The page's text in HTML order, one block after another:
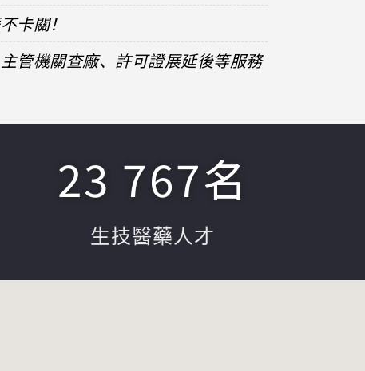
卡關！
管機關查廠、許可證展延後等服務
生技醫藥人才
23 767名